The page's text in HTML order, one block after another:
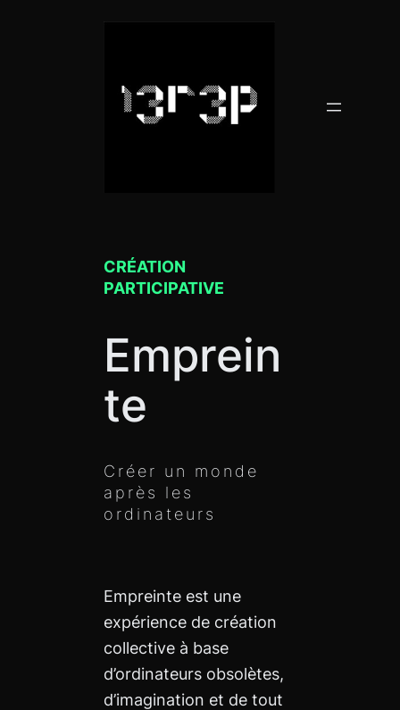
CRÉATION
PARTICIPATIVE
Emprein
te
Créer un monde
après les
ordinateurs
Empreinte est une
expérience de création
collective à base
d’ordinateurs obsolètes,
d’imagination et de tout